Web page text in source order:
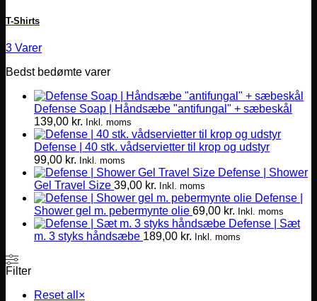
T-Shirts
3 Varer
Bedst bedømte varer
Defense Soap | Håndsæbe "antifungal" + sæbeskål
139,00 kr. Inkl. moms
Defense | 40 stk. vådservietter til krop og udstyr
99,00 kr. Inkl. moms
Defense | Shower
Gel Travel Size 39,00 kr. Inkl. moms
Defense |
Shower gel m. pebermynte olie 69,00 kr. Inkl. moms
Defense | Sæt
m. 3 styks håndsæbe 189,00 kr. Inkl. moms
Filter
Reset all ×